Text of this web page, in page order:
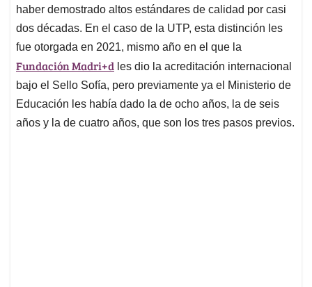
haber demostrado altos estándares de calidad por casi
dos décadas. En el caso de la UTP, esta distinción les
fue otorgada en 2021, mismo año en el que la
Fundación Madri+d les dio la acreditación internacional
bajo el Sello Sofía, pero previamente ya el Ministerio de
Educación les había dado la de ocho años, la de seis
años y la de cuatro años, que son los tres pasos previos.